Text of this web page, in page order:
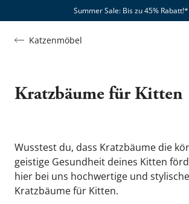
Summer Sale: Bis zu 45% Rabatt!*​
Katzenmöbel
Kratzbäume für Kitten
Wusstest du, dass Kratzbäume die
geistige Gesundheit deines Kitten
hier bei uns hochwertige und
Kratzbäume für Kitten.